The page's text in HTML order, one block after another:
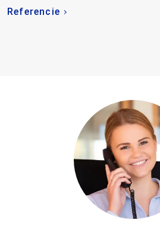
Referencie